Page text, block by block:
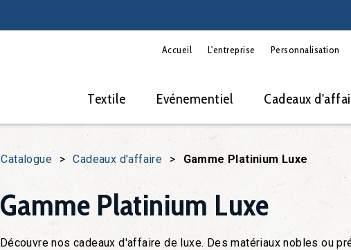
Accueil L'entreprise Personnalisation
Textile Evénementiel Cadeaux
Catalogue > Cadeaux d'affaire > Gamme Platinium Luxe
Gamme Platinium Luxe
Découvre nos cadeaux d'affaire de luxe. Des matériaux nobles ou